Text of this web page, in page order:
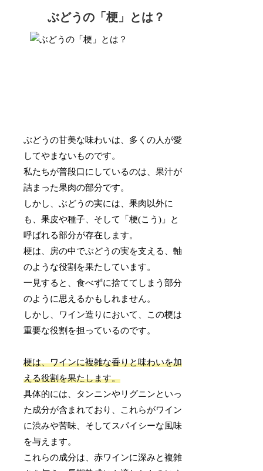
ぶどうの「梗」とは？
ぶどうの甘美な味わいは、多くの人が愛
してやまないものです。
私たちが普段口にしているのは、果汁が
詰まった果肉の部分です。
しかし、ぶどうの実には、果肉以外に
も、果皮や種子、そして「梗(こう)」と
呼ばれる部分が存在します。
梗は、房の中でぶどうの実を支える、軸
のような役割を果たしています。
一見すると、食べずに捨ててしまう部分
のように思えるかもしれません。
しかし、ワイン造りにおいて、この梗は
重要な役割を担っているのです。
梗は、ワインに複雑な香りと味わいを加
える役割を果たします。
具体的には、タンニンやリグニンといっ
た成分が含まれており、これらがワイン
に渋みや苦味、そしてスパイシーな風味
を与えます。
これらの成分は、赤ワインに深みと複雑